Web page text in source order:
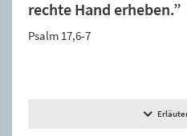
rechte Hand erheben.”
Psalm 17,6-7